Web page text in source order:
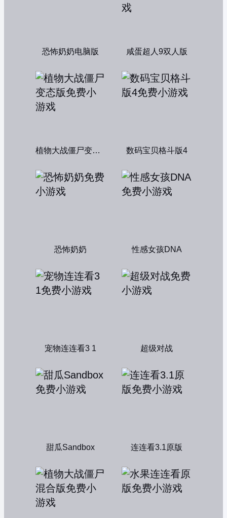
恐怖奶奶电脑版 咸蛋超人9双人版
植物大战僵尸变态版 数码宝贝格斗版4
恐怖奶奶 性感女孩DNA
宠物连连看3 1 超级对战
甜瓜Sandbox 连连看3.1原版